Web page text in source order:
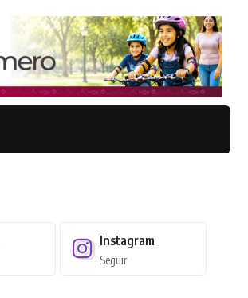
Instagram
Seguir